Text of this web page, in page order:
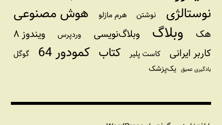
نوستالژی نوشتن هرم مازلو هوش مصنوعی
هک وبلاگ وبلاگ‌نویسی وردپرس
ویندوز ۸
کاربر ایرانی
کاست پلیر کتاب کمودور 64 گوگل
یادگیری عمیق یک‌پزشک